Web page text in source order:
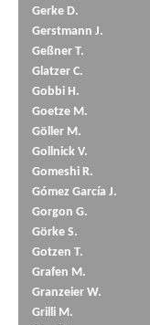
Gerke D.
Gerstmann J.
Geßner T.
Glatzer C.
Gobbi H.
Goetze M.
Göller M.
Gollnick V.
Gomeshi R.
Gómez García J.
Gorgon G.
Görke S.
Gotzen T.
Grafen M.
Granzeier W.
Grilli M.